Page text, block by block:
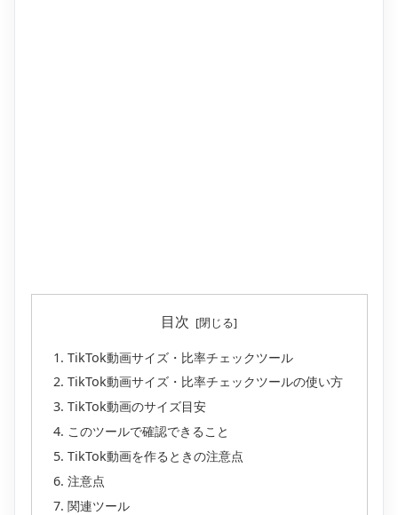
目次
TikTok動画サイズ・比率チェックツール
TikTok動画サイズ・比率チェックツールの使い方
TikTok動画のサイズ目安
このツールで確認できること
TikTok動画を作るときの注意点
注意点
関連ツール